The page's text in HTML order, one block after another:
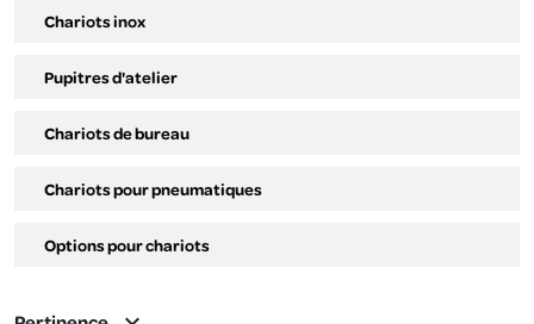
Chariots inox
Pupitres d'atelier
Chariots de bureau
Chariots pour pneumatiques
Options pour chariots